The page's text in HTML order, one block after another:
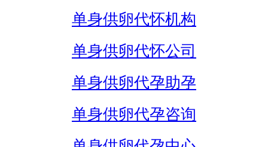
单身供卵代怀机构
单身供卵代怀公司
单身供卵代孕助孕
单身供卵代孕咨询